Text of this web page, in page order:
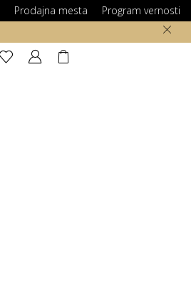
Prodajna mesta Program vernosti